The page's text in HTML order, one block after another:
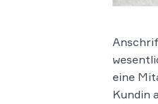
eine
Kundin